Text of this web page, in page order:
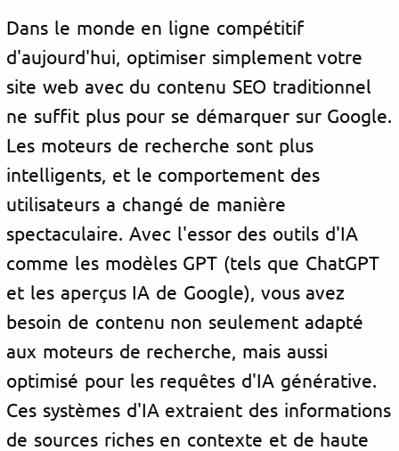
Dans le monde en ligne compétitif
d'aujourd'hui, optimiser simplement votre
site web avec du contenu SEO traditionnel
ne suffit plus pour se démarquer sur Google.
Les moteurs de recherche sont plus
intelligents, et le comportement des
utilisateurs a changé de manière
spectaculaire. Avec l'essor des outils d'IA
comme les modèles GPT (tels que ChatGPT
et les aperçus IA de Google), vous avez
besoin de contenu non seulement adapté
aux moteurs de recherche, mais aussi
optimisé pour les requêtes d'IA générative.
Ces systèmes d'IA extraient des informations
de sources riches en contexte et de haute